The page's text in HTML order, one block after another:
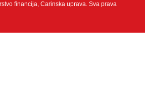
financija, Carinska uprava. Sva prava